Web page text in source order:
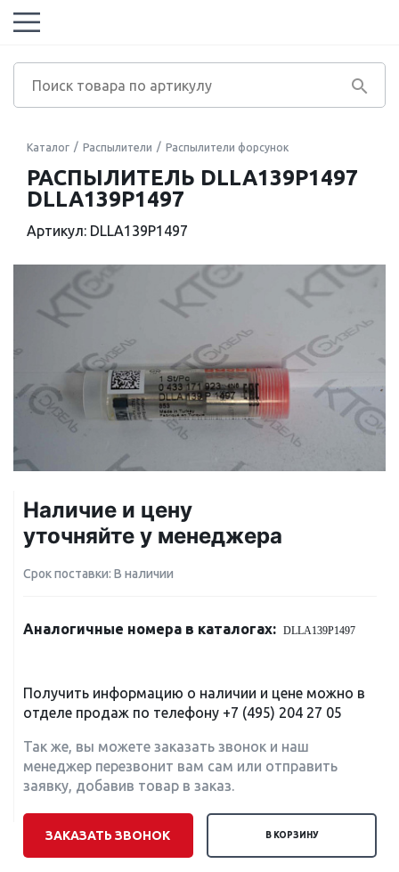
Каталог Распылители Распылители форсунок
РАСПЫЛИТЕЛЬ DLLA139P1497
DLLA139P1497
Артикул: DLLA139P1497
Наличие и цену
уточняйте у менеджера
Срок поставки: В наличии
Аналогичные номера в каталогах: DLLA139P1497
Получить информацию о наличии и цене можно в
отделе продаж по телефону +7 (495) 204 27 05
Так же, вы можете заказать звонок и наш
менеджер перезвонит вам сам или отправить
заявку, добавив товар в заказ.
ЗАКАЗАТЬ ЗВОНОК В КОРЗИНУ